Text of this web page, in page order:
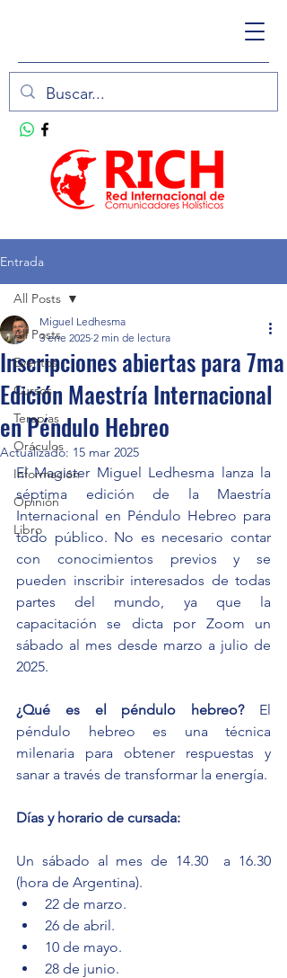
Entrada
All Posts
Eventos
Cursos
Terapias
Oráculos
Información
Opinión
Libro
All Posts
Inscripciones abiertas para 7ma
Edición Maestría Internacional
en Péndulo Hebreo
Miguel Ledhesma
3 ene 2025 2 min de lectura
Actualizado: 15 mar 2025
El Magister Miguel Ledhesma lanza la
séptima edición de la Maestría
Internacional en Péndulo Hebreo para
todo público. No es necesario contar
con conocimientos previos y se
pueden inscribir interesados de todas
partes del mundo, ya que la
capacitación se dicta por Zoom un
sábado al mes desde marzo a julio de
2025.
¿Qué es el péndulo hebreo? El
péndulo hebreo es una técnica
milenaria para obtener respuestas y
sanar a través de transformar la energía.
Días y horario de cursada:
Un sábado al mes de 14.30  a 16.30
(hora de Argentina).
22 de marzo.
26 de abril.
10 de mayo.
28 de junio.